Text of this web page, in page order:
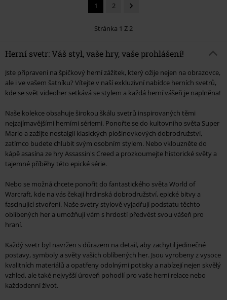
1 2
Stránka 1 Z 2
Herní svetr: Váš styl, vaše hry, vaše prohlášení!
Jste připraveni na špičkový herní zážitek, který ožije nejen na obrazovce,
ale i ve vašem šatníku? Vítejte v naší exkluzivní nabídce herních svetrů,
kde se svět videoher setkává se stylem a každá herní vášeň je naplněna!
Naše kolekce obsahuje širokou škálu svetrů inspirovaných těmi
nejzajímavějšími herními sériemi. Ponořte se do kultovního světa Super
Mario a zažijte nostalgii klasických plošinovkových dobrodružství,
zatímco budete chlubit svým osobním stylem. Nebo vklouzněte do
kápě asasína ze hry Assassin's Creed a prozkoumejte historické světy a
tajemné příběhy této epické série.
Nebo se možná chcete ponořit do fantastického světa World of
Warcraft, kde na vás čekají hrdinská dobrodružství, epické bitvy a
fascinující stvoření. Naše svetry stylově vyjadřují podstatu těchto
oblíbených her a umožňují vám s hrdostí předvést svou vášeň pro
hraní.
Každý svetr byl navržen s důrazem na detail, aby zachytil jedinečné
postavy, symboly a světy vašich oblíbených her. Jsou vyrobeny z vysoce
kvalitních materiálů a opatřeny odolnými potisky a nabízejí nejen skvělý
vzhled, ale také nejvyšší úroveň pohodlí pro vaše herní relace nebo
každodenní život.